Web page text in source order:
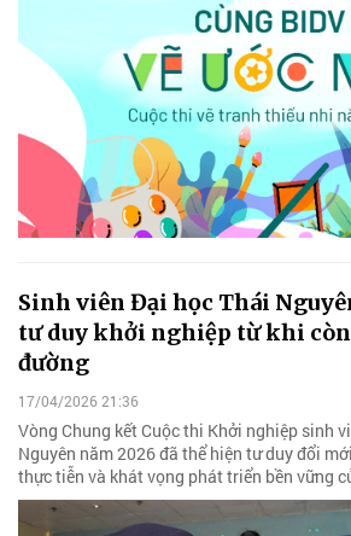
Sinh viên Đại học Thái
tư duy khởi nghiệp từ khi
đường
17/04/2026 21:36
Vòng Chung kết Cuộc thi Khởi nghiệp sinh
Nguyên năm 2026 đã thể hiện tư duy đổi
thực tiễn và khát vọng phát triển bền vững